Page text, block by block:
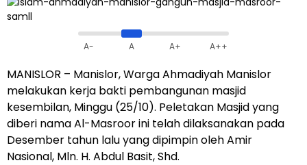
A- A A+ A++
MANISLOR – Manislor, Warga Ahmadiyah Manislor
melakukan kerja bakti pembangunan masjid
kesembilan, Minggu (25/10). Peletakan Masjid yang
diberi nama Al-Masroor ini telah dilaksanakan pada
Desember tahun lalu yang dipimpin oleh Amir
Nasional, Mln. H. Abdul Basit, Shd.